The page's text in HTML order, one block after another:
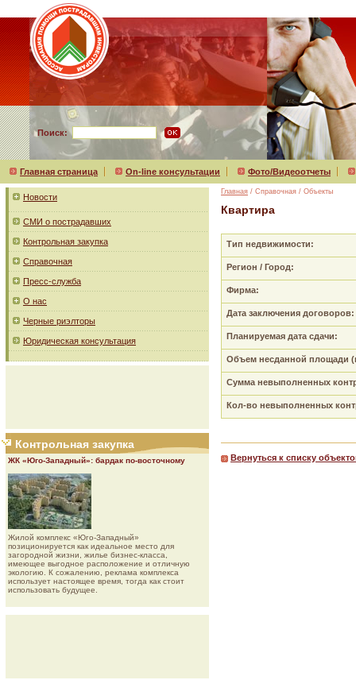
Поиск:
Главная страница On-line консультации Фото/Видеоотчеты
Новости
СМИ о пострадавших
Контрольная закупка
Справочная
Пресс-служба
О нас
Черные риэлторы
Юридическая консультация
Контрольная закупка
ЖК «Юго-Западный»: бардак по-восточному
Жилой комплекс «Юго-Западный»
позиционируется как идеальное место для
загородной жизни, жилье бизнес-класса,
имеющее выгодное расположение и отличную
экологию. К сожалению, реклама комплекса
использует настоящее время, тогда как стоит
использовать будущее.
Главная / Справочная / Объекты
Квартира
Тип недвижимости:
Регион / Город:
Фирма:
Дата заключения договоров:
Планируемая дата сдачи:
Объем несданной площади
Сумма невыполненных
Кол-во невыполненных
Вернуться к списку